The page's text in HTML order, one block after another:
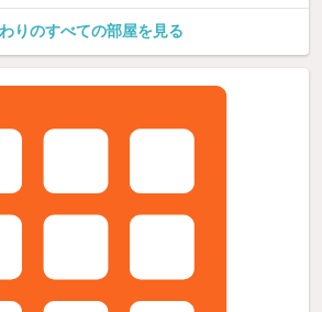
りのすべての部屋を見る